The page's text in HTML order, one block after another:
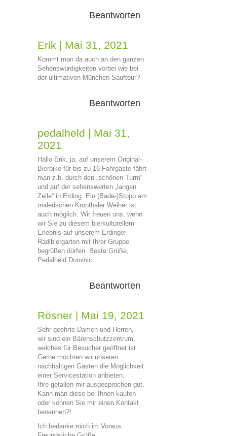
Beantworten
Erik | Mai 31, 2021
Kommt man da auch an den ganzen
Sehenswürdigkeiten vorbei wie bei
der ultimativen München-Sauftour?
Beantworten
pedalheld | Mai 31,
2021
Hallo Erik, ja, auf unserem Original-
Bierbike für bis zu 16 Fahrgäste fährt
man z.b. durch den „schönen Turm“
und auf der sehenswerten „langen
Zeile“ in Erding. Ein (Bade-)Stopp am
malerischen Kronthaler Weiher ist
auch möglich. Wir freuen uns, wenn
wir Sie zu diesem bierkulturellem
Erlebnis auf unserem Erdinger
Radlbiergarten mit Ihrer Gruppe
begrüßen dürfen. Beste Grüße,
Pedalheld Dominic
Beantworten
Rösner | Mai 19, 2021
Sehr geehrte Damen und Herren,
wir sind ein Bärenschutzzentrum,
welches für Besucher geöffnet ist.
Gerne möchten wir unseren
nachhaltigen Gästen die Möglichkeit
einer Servicestation anbieten.
Ihre gefallen mir ausgesprochen gut.
Kann man diese bei Ihnen kaufen
oder können Sie mir einen Kontakt
benennen?!
Ich bedanke mich im Voraus.